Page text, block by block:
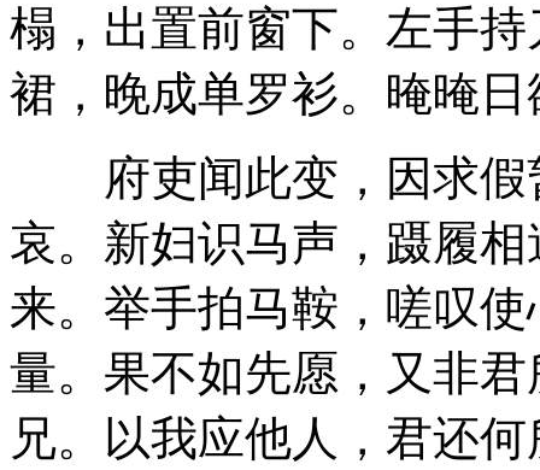
榻，出置前窗下。左手
裙，晚成单罗衫。晻晻
府吏闻此变，因求假
哀。新妇识马声，蹑履
来。举手拍马鞍，嗟叹
量。果不如先愿，又非
兄。以我应他人，君还何